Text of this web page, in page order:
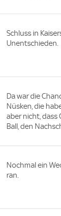
Schluss in
Unentschieden.
Da war die
Nüsken, die
aber nicht, dass
Ball, den
Nochmal ein
ran.